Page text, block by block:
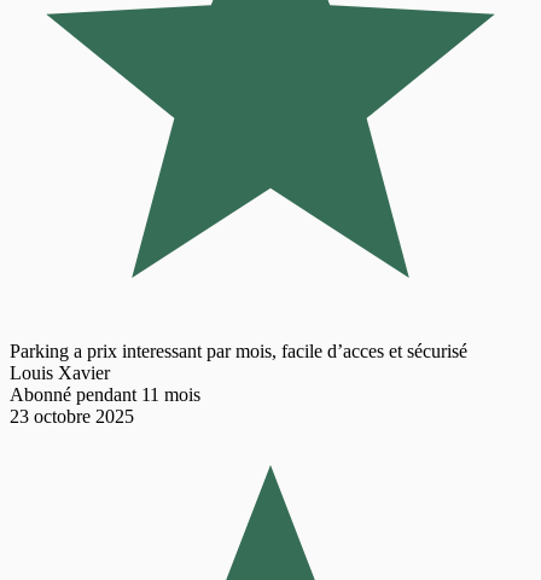
Parking a prix interessant par mois, facile d’acces et sécurisé
Louis Xavier
Abonné pendant 11 mois
23 octobre 2025